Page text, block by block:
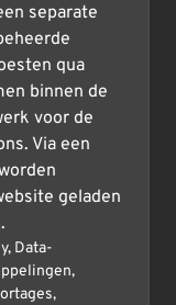
separate
qua
binnen de
voor de
Via een
geladen
, Data-
,
,